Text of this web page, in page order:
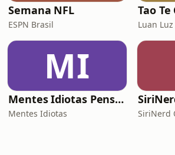
Semana NFL
ESPN Brasil Luan Luz
MI
Mentes Idiotas Pensam Igual
Mentes Idiotas SiriNerd